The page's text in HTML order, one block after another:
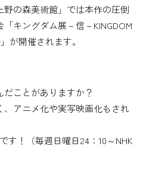
の森美術館」では本作の圧倒
キングダム展－信－KINGDOM
が開催されます。
ことがありますか？
アニメ化や実写映画化もされ
す！（毎週日曜日24：10～NHK